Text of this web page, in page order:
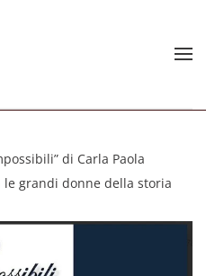
di Carla Paola
grandi donne della storia